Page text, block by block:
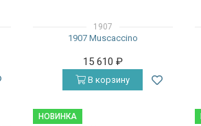
1907
1907 Muscaccino
15 610 ₽
В корзину
НОВИНКА